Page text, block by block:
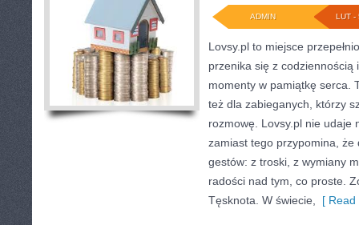
LUT -
ADMIN
Lovsy.pl to miejsce
przenika się z codziennością
momenty w pamiątkę serca.
też dla zabieganych, którzy
rozmowę. Lovsy.pl nie udaje
zamiast tego przypomina, że
gestów: z troski, z wymiany
radości nad tym, co proste.
Tęsknota. W świecie,
[ Read